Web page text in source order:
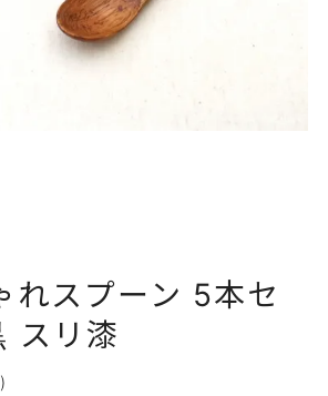
れスプーン 5本セ
スリ漆